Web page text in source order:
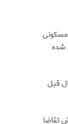
مسکونی
۴۱ میلیون و ۷۰۰ هزار تومان اعلام شده
نسبت به ماه مشابه سال قبل
تقاضا